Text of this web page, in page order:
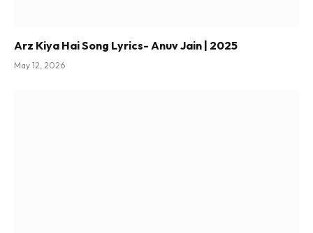
Arz Kiya Hai Song Lyrics- Anuv Jain | 2025
May 12, 2026